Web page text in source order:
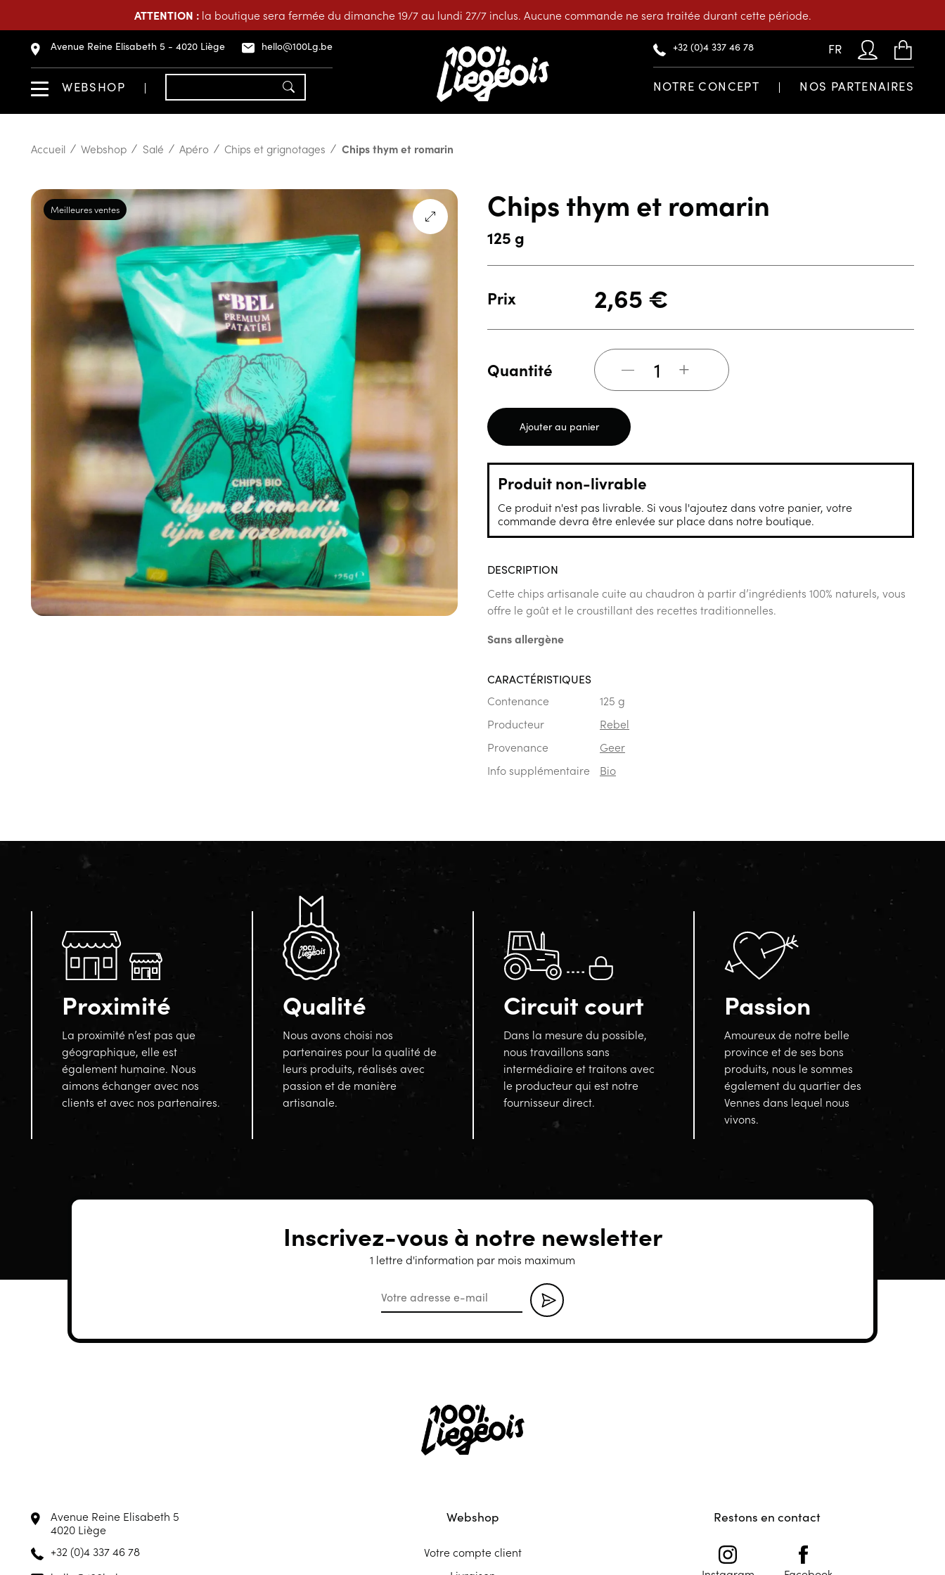
ATTENTION :la boutique sera fermée du dimanche 19/7 au lundi 27/7 inclus. Aucune commande ne sera traitée durant cette période.
Avenue Reine Elisabeth 5 - 4020 Liège hello@100Lg.be
WEBSHOP
+32 (0)4 337 46 78 FR
NOTRE CONCEPT NOS PARTENAIRES
Accueil Webshop Salé Apéro Chips et grignotages Chips thym et romarin
Meilleures ventes Chips thym et romarin
125 g
Prix 2,65 €
Quantité +
Ajouter au panier
Produit non-livrable
Ce produit n'est pas livrable. Si vous l'ajoutez dans votre panier, votre
commande devra être enlevée sur place dans notre boutique.
DESCRIPTION
Cette chips artisanale cuite au chaudron à partir d’ingrédients 100% naturels, vous
offre le goût et le croustillant des recettes traditionnelles.
Sans allergène
CARACTÉRISTIQUES
Contenance
125 g
Producteur
Rebel
Provenance
Geer
Info supplémentaire
Bio
Proximité
La proximité n’est pas que
géographique, elle est
également humaine. Nous
aimons échanger avec nos
clients et avec nos partenaires.
Qualité
Nous avons choisi nos
partenaires pour la qualité de
leurs produits, réalisés avec
passion et de manière
artisanale.
Circuit court
Dans la mesure du possible,
nous travaillons sans
intermédiaire et traitons avec
le producteur qui est notre
fournisseur direct.
Passion
Amoureux de notre belle
province et de ses bons
produits, nous le sommes
également du quartier des
Vennes dans lequel nous
vivons.
Inscrivez-vous à notre newsletter
1 lettre d'information par mois maximum
Avenue Reine Elisabeth 5
4020 Liège
+32 (0)4 337 46 78
Webshop
Votre compte client
Restons en contact